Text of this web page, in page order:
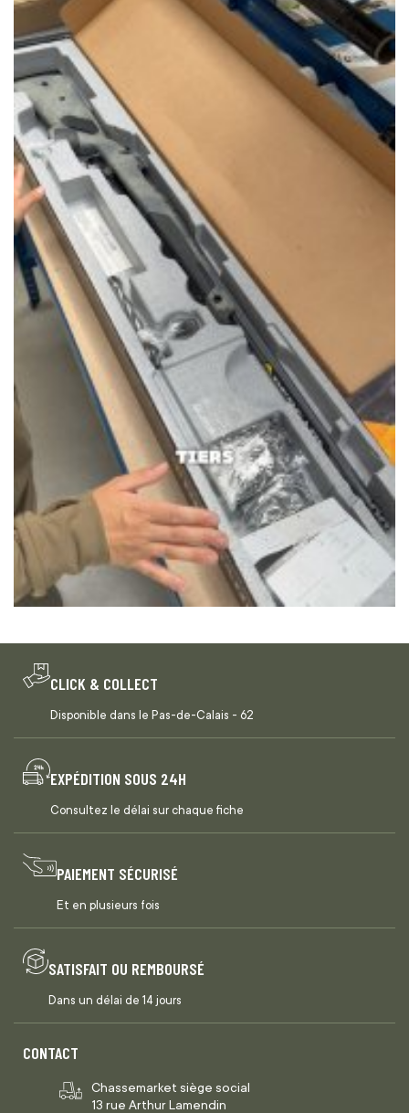
CLICK & COLLECT
Disponible dans le Pas-de-Calais - 62
EXPÉDITION SOUS 24H
Consultez le délai sur chaque fiche
PAIEMENT SÉCURISÉ
Et en plusieurs fois
SATISFAIT OU REMBOURSÉ
Dans un délai de 14 jours
CONTACT
Chassemarket siège social
13 rue Arthur Lamendin